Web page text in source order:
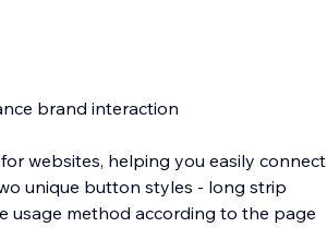
brand interaction
websites, helping you easily connect
unique button styles - long strip
usage method according to the page